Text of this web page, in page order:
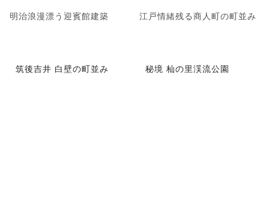
明治浪漫漂う迎賓館建築 江戸情緒残る商人町の町並み
筑後吉井 白壁の町並み 秘境 杣の里渓流公園